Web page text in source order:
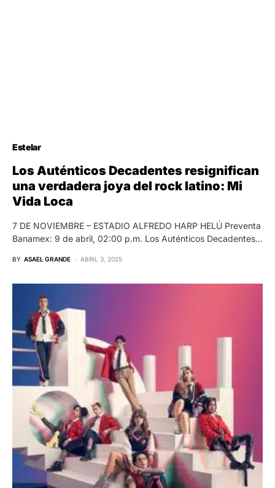
Estelar
Los Auténticos Decadentes resignifican
una verdadera joya del rock latino: Mi
Vida Loca
7 DE NOVIEMBRE – ESTADIO ALFREDO HARP HELÚ Preventa
Banamex: 9 de abril, 02:00 p.m. Los Auténticos Decadentes…
BY ASAEL GRANDE ABRIL 3, 2025